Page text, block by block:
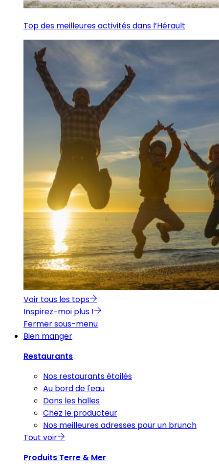
Top des meilleures activités dans l’Hérault
Voir tous les tops
Inspirez-moi plus !
Fermer sous-menu
Bien manger
Restaurants
Nos restaurants étoilés
Au bord de l'eau
Dans les halles
Chez le producteur
Nos meilleures adresses pour un brunch
Tout voir
Produits Terre & Mer